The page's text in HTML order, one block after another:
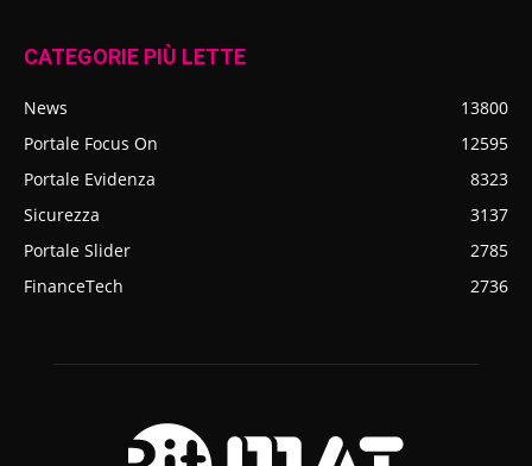
CATEGORIE PIÙ LETTE
News
13800
Portale Focus On
12595
Portale Evidenza
8323
Sicurezza
3137
Portale Slider
2785
FinanceTech
2736